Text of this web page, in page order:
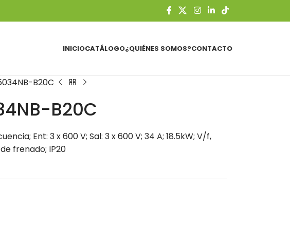
INICIOCATÁLOGO¿QUIÉNES SOMOS?CONTACTO
B20C
B20C
Ent: 3 x 600 V; Sal: 3 x 600 V; 34 A; 18.5kW; V/f,
frenado; IP20